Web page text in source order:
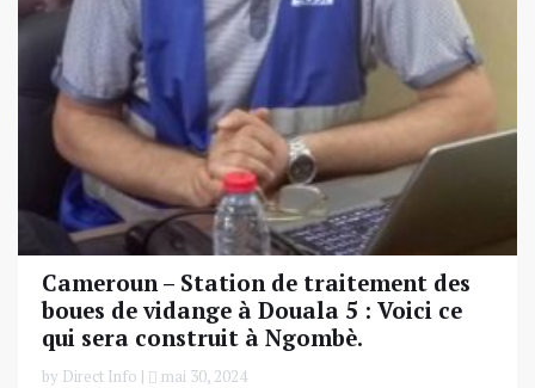
Cameroun – Station de traitement des
boues de vidange à Douala 5 : Voici ce
qui sera construit à Ngombè.
by Direct Info | mai 30, 2024